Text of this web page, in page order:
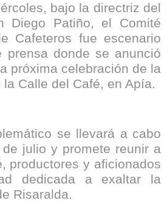
bajo la directriz del
Diego Patiño, el Comité
Cafeteros fue escenario
prensa donde se anunció
próxima celebración de la
Calle del Café, en Apía.
se llevará a cabo
julio y promete reunir a
productores y aficionados
dedicada a exaltar la
Risaralda.